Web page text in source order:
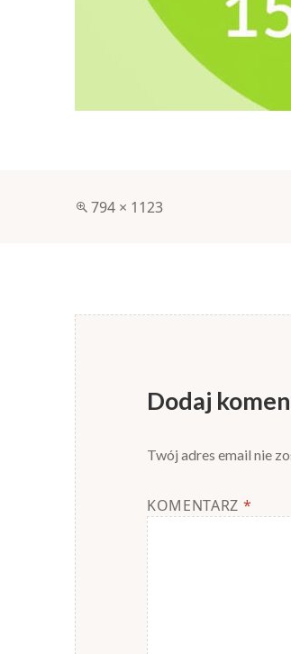
Pełny
794 × 1123
Dodaj
Twój adres email nie
KOMENTARZ *